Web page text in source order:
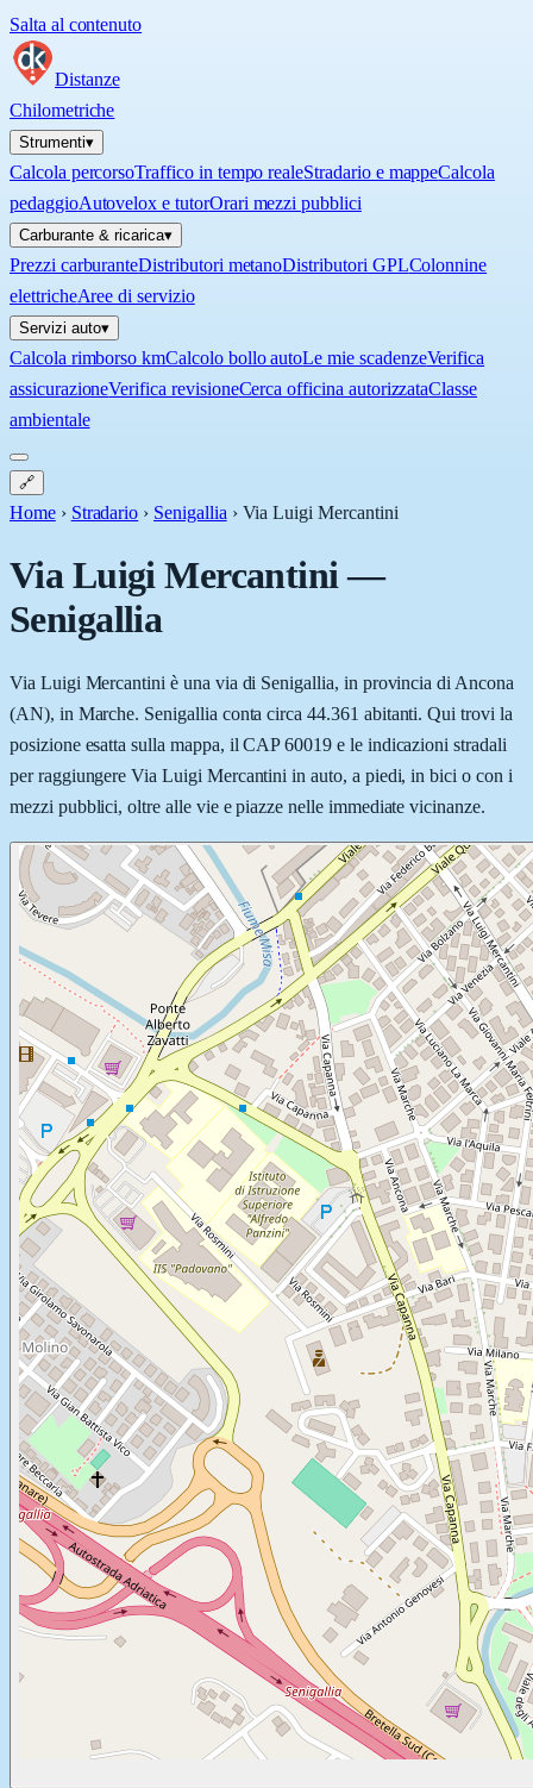
Salta al contenuto
Distanze
Chilometriche
Strumenti▾
Calcola percorsoTraffico in tempo realeStradario e mappeCalcola
pedaggioAutovelox e tutorOrari mezzi pubblici
Carburante & ricarica▾
Prezzi carburanteDistributori metanoDistributori GPLColonnine
elettricheAree di servizio
Servizi auto▾
Calcola rimborso kmCalcolo bollo autoLe mie scadenzeVerifica
assicurazioneVerifica revisioneCerca officina autorizzataClasse
ambientale
🔗
Home › Stradario › Senigallia › Via Luigi Mercantini
Via Luigi Mercantini—
Senigallia
Via Luigi Mercantini è una via di Senigallia, in provincia di Ancona
(AN), in Marche. Senigallia conta circa 44.361 abitanti. Qui trovi la
posizione esatta sulla mappa, il CAP 60019 e le indicazioni stradali
per raggiungere Via Luigi Mercantini in auto, a piedi, in bici o con i
mezzi pubblici, oltre alle vie e piazze nelle immediate vicinanze.